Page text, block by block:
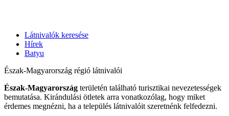
Látnivalók keresése
Hírek
Batyu
Észak-Magyarország régió látnivalói
Észak-Magyarország területén található turisztikai nevezetességek
bemutatása. Kirándulási ötletek arra vonatkozólag, hogy miket
érdemes megnézni, ha a település látnivalóit szeretnénk felfedezni.